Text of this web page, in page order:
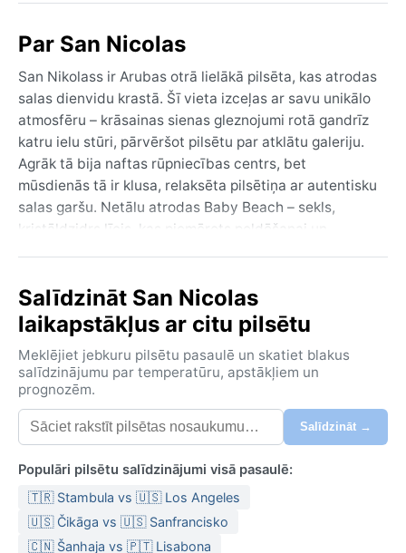
Par San Nicolas
San Nikolass ir Arubas otrā lielākā pilsēta, kas atrodas
salas dienvidu krastā. Šī vieta izceļas ar savu unikālo
atmosfēru – krāsainas sienas gleznojumi rotā gandrīz
katru ielu stūri, pārvēršot pilsētu par atklātu galeriju.
Agrāk tā bija naftas rūpniecības centrs, bet
mūsdienās tā ir klusa, relaksēta pilsētiņa ar autentisku
salas garšu. Netālu atrodas Baby Beach – sekls,
kristāldzidrs līcis, kas piemērots peldēšanai un
San Nikolass atrodas aizsargātā līcī, kur vēji ir
nedaudz vājāki nekā ziemeļu piekrastē.
Saskaņā ar Köppen klasifikāciju San Nikolasā valda
karsts tuksneša klimats (BWh) – tas nozīmē, ka laiks ir
sauss un saulains gandrīz visu gadu. Vasara (no maija
līdz oktobrim) ir karsta un mitra, vidējā diennakts
temperatūra ap 32°C, naktīs tā nenoslīd zem 26°C.
30°C dienā. Nokrišņu ir ļoti maz – vidēji tikai 200–300
mm gadā, galvenokārt īsas, spēcīgas pēcpusdienas
lietusgāzes no oktobra līdz decembrim. Mitrums gan
ir augsts, taču pastāvīgie tirdzniecības vēji atvēsina
Salīdzināt San Nicolas
laikapstākļus ar citu pilsētu
Meklējiet jebkuru pilsētu pasaulē un skatiet blakus
salīdzinājumu par temperatūru, apstākļiem un
prognozēm.
Salīdzināt →
Populāri pilsētu salīdzinājumi visā pasaulē:
🇹🇷 Stambula vs 🇺🇸 Los Angeles
🇺🇸 Čikāga vs 🇺🇸 Sanfrancisko
🇨🇳 Šanhaja vs 🇵🇹 Lisabona